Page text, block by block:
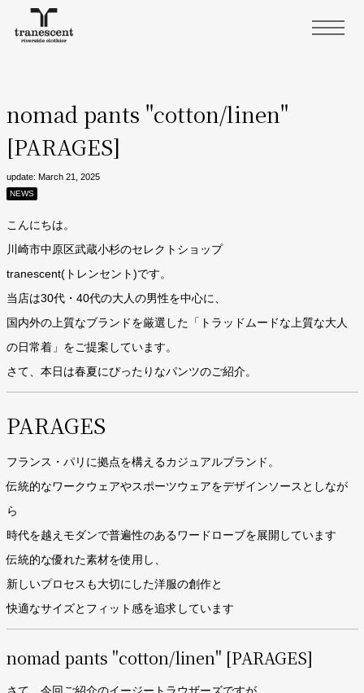
nomad pants "cotton/linen"
[PARAGES]
update: March 21, 2025
NEWS
こんにちは。
川崎市中原区武蔵小杉のセレクトショップ
tranescent(トレンセント)です。
当店は30代・40代の大人の男性を中心に、
国内外の上質なブランドを厳選した「トラッドムードな上質な大人
の日常着」をご提案しています。
さて、本日は春夏にぴったりなパンツのご紹介。
PARAGES
フランス・パリに拠点を構えるカジュアルブランド。
伝統的なワークウェアやスポーツウェアをデザインソースとしなが
ら
時代を越えモダンで普遍性のあるワードローブを展開しています
伝統的な優れた素材を使用し、
新しいプロセスも大切にした洋服の創作と
快適なサイズとフィット感を追求しています
nomad pants "cotton/linen" [PARAGES]